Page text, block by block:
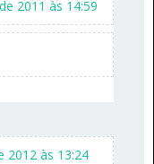
2011 às 14:59
2012 às 13:24